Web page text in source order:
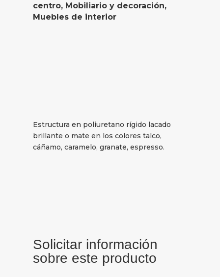
centro, Mobiliario y decoración,
Muebles de interior
Estructura en poliuretano rígido lacado
brillante o mate en los colores talco,
cáñamo, caramelo, granate, espresso.
Solicitar información
sobre este producto